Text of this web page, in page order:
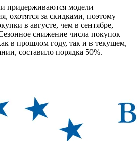
придерживаются модели
охотятся за скидками, поэтому
в августе, чем в сентябре,
снижение числа покупок
в прошлом году, так и в текущем,
составило порядка 50%.